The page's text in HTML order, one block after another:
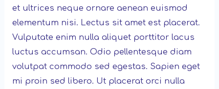
et ultrices neque ornare aenean euismod
elementum nisi. Lectus sit amet est placerat.
Vulputate enim nulla aliquet porttitor lacus
luctus accumsan. Odio pellentesque diam
volutpat commodo sed egestas. Sapien eget
mi proin sed libero. Ut placerat orci nulla